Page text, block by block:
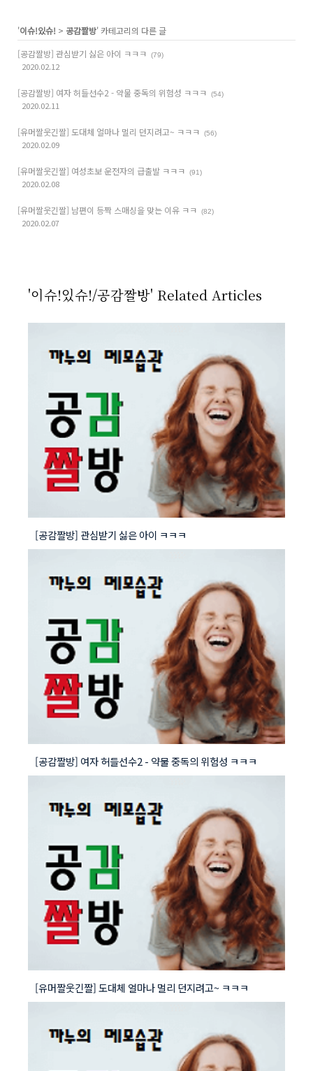
'이슈!있슈! > 공감짤방' 카테고리의 다른 글
[공감짤방] 관심받기 싫은 아이 ㅋㅋㅋ
(79)
2020.02.12
[공감짤방] 여자 허들선수2 - 약물 중독의 위험성 ㅋㅋㅋ (54)
2020.02.11
[유머짤웃긴짤] 도대체 얼마나 멀리 던지려고~ ㅋㅋㅋ (56)
2020.02.09
[유머짤웃긴짤] 여성초보 운전자의 급출발 ㅋㅋㅋ (91)
2020.02.08
[유머짤웃긴짤] 남편이 등짝 스매싱을 맞는 이유 ㅋㅋ (82)
2020.02.07
'이슈!있슈!/공감짤방' Related Articles
[공감짤방] 관심받기 싫은 아이 ㅋㅋㅋ
[공감짤방] 여자 허들선수2 - 약물 중독의 위험성 ㅋㅋㅋ
[유머짤웃긴짤] 도대체 얼마나 멀리 던지려고~ ㅋㅋㅋ